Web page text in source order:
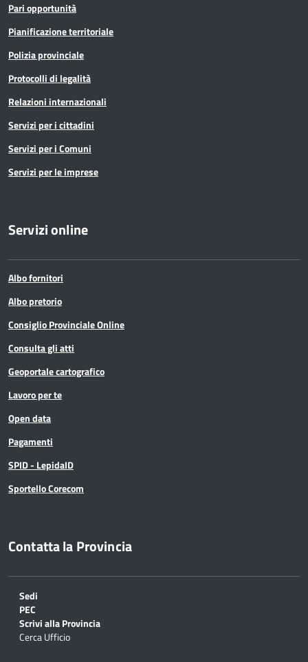
Pari opportunità
Pianificazione territoriale
Polizia provinciale
Protocolli di legalità
Relazioni internazionali
Servizi per i cittadini
Servizi per i Comuni
Servizi per le imprese
Servizi online
Albo fornitori
Albo pretorio
Consiglio Provinciale Online
Consulta gli atti
Geoportale cartografico
Lavoro per te
Open data
Pagamenti
SPID - LepidaID
Sportello Corecom
Contatta la Provincia
Sedi
PEC
Scrivi alla Provincia
Cerca Ufficio